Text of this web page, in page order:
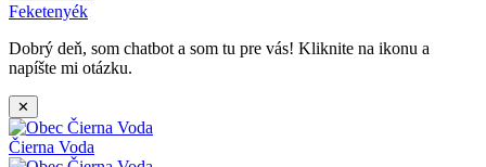
Feketenyék
Dobrý deň, som chatbot a som tu pre vás! Kliknite na ikonu a
napíšte mi otázku.
✕
Čierna Voda